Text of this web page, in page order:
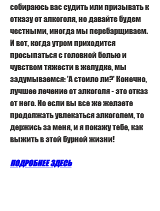
собираюсь вас судить или призывать к
отказу от алкоголя, но давайте будем
честными, иногда мы перебарщиваем.
И вот, когда утром приходится
просыпаться с головной болью и
чувством тяжести в желудке, мы
задумываемся: 'А стоило ли?' Конечно,
лучшее лечение от алкоголя - это отказ
от него. Но если вы все же желаете
продолжать увлекаться алкоголем, то
держись за меня, и я покажу тебе, как
выжить в этой бурной жизни!
ПОДРОБНЕЕ ЗДЕСЬ